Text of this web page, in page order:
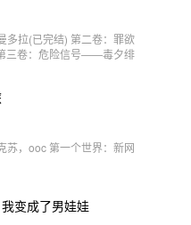
拉(已完结) 第二卷：罪欲
三卷：危险信号——毒夕绯
苏，ooc 第一个世界：新网
变成了男娃娃